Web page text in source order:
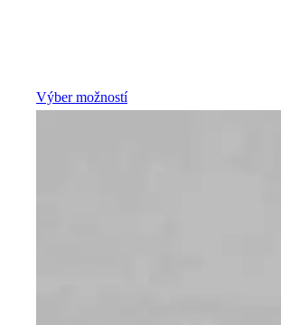
Výber možností